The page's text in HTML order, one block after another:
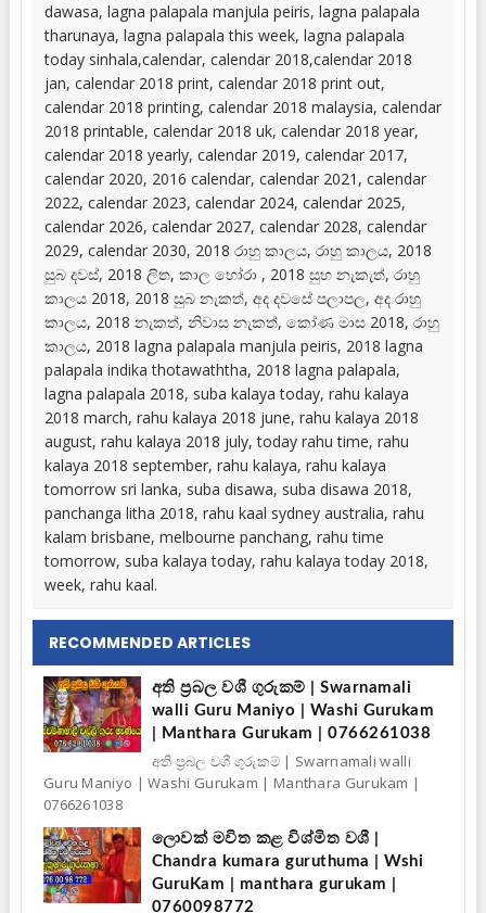
dawasa, lagna palapala manjula peiris, lagna palapala
tharunaya, lagna palapala this week, lagna palapala
today sinhala,calendar, calendar 2018,calendar 2018
jan, calendar 2018 print, calendar 2018 print out,
calendar 2018 printing, calendar 2018 malaysia, calendar
2018 printable, calendar 2018 uk, calendar 2018 year,
calendar 2018 yearly, calendar 2019, calendar 2017,
calendar 2020, 2016 calendar, calendar 2021, calendar
2022, calendar 2023, calendar 2024, calendar 2025,
calendar 2026, calendar 2027, calendar 2028, calendar
2029, calendar 2030, 2018 රාහු කාලය, රාහු කාලය, 2018
සුබ දවස්, 2018 ලිත, කාල හෝරා , 2018 සුභ නැකැත්, රාහු
කාලය 2018, 2018 සුබ නැකත්, අද දවසේ පලාපල, අද රාහු
කාලය, 2018 නැකත්, නිවාස නැකත්, කෝණ මාස 2018, රාහු
කාලය, 2018 lagna palapala manjula peiris, 2018 lagna
palapala indika thotawaththa, 2018 lagna palapala,
lagna palapala 2018, suba kalaya today, rahu kalaya
2018 march, rahu kalaya 2018 june, rahu kalaya 2018
august, rahu kalaya 2018 july, today rahu time, rahu
kalaya 2018 september, rahu kalaya, rahu kalaya
tomorrow sri lanka, suba disawa, suba disawa 2018,
panchanga litha 2018, rahu kaal sydney australia, rahu
kalam brisbane, melbourne panchang, rahu time
tomorrow, suba kalaya today, rahu kalaya today 2018,
week, rahu kaal.
RECOMMENDED ARTICLES
අති ප්‍රබල වශී ගුරුකම් | Swarnamali
walli Guru Maniyo | Washi Gurukam
| Manthara Gurukam | 0766261038
අති ප්‍රබල වශී ගුරුකම් | Swarnamali walli
Guru Maniyo | Washi Gurukam | Manthara Gurukam |
0766261038
ලොවක් මවිත කළ විශ්මිත වශී |
Chandra kumara guruthuma | Wshi
GuruKam | manthara gurukam |
0760098772